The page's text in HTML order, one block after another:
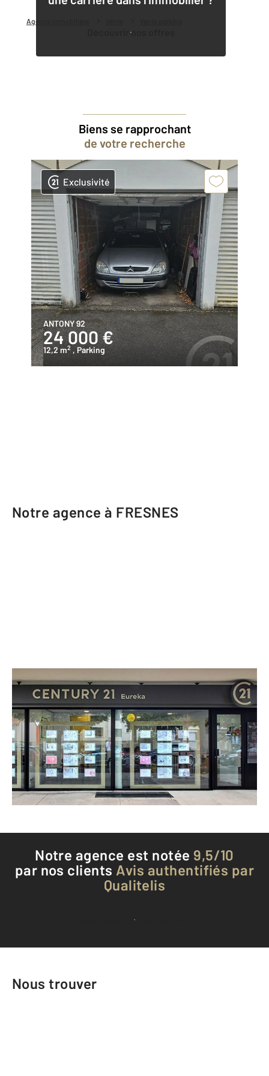
Agence immobilière
Découvrir nos offres
Biens se rapprochant
de votre recherche
Exclusivité
ANTONY 92
24 000 €
12,2 m2 , Parking
Notre agence à FRESNES
CENTURY 21 Eureka
29 avenue du 8 Mai 1945
FRESNES - 94260
Envoyer un message
Téléphoner à l'agence
Notre agence est notée 9,5/10
par nos clients Avis authentifiés par
Qualitelis
Voir tous les avis clients
Nous trouver